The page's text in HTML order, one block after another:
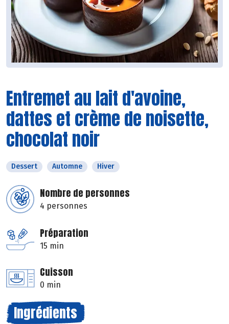
Entremet au lait d'avoine,
dattes et crème de noisette,
chocolat noir
Dessert Automne Hiver
Nombre de personnes
4 personnes
Préparation
15 min
Cuisson
0 min
Ingrédients